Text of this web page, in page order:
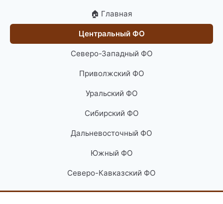
🏠 Главная
Центральный ФО
Северо-Западный ФО
Приволжский ФО
Уральский ФО
Сибирский ФО
Дальневосточный ФО
Южный ФО
Северо-Кавказский ФО